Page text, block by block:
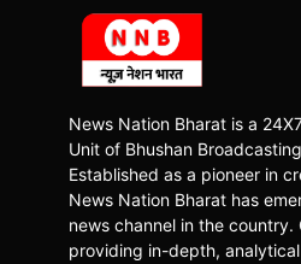
News Nation Bharat is a
Unit of Bhushan
Established as a pioneer in
News Nation Bharat has
news channel in the country.
providing in-depth,